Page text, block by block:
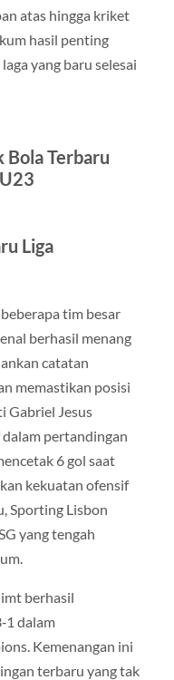
atas hingga kriket
hasil penting
yang baru selesai
Bola Terbaru
Liga
tim besar
berhasil menang
catatan
memastikan posisi
Gabriel Jesus
pertandingan
6 gol saat
kekuatan ofensif
Sporting Lisbon
yang tengah
berhasil
dalam
Kemenangan ini
terbaru yang tak